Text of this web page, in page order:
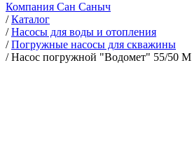
Компания Сан Саныч
/Каталог
/Насосы для воды и отопления
/Погружные насосы для скважины
/Насос погружной "Водомет" 55/50 М